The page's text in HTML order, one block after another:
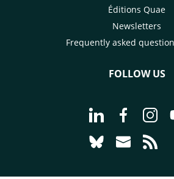
Éditions Quae
Newsletters
Frequently asked
FOLLOW US
Go to page
Go toGo
Go to page
Go to